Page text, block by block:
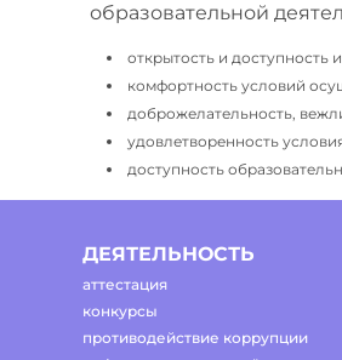
образовательной
открытость и доступность
комфортность условий
доброжелательность,
удовлетворенность
доступность
ДЕЯТЕЛЬНОСТЬ
аттестация
конкурсы
противодействие коррупции